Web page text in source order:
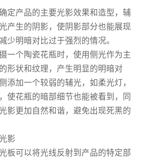
定产品的主要光影效果和造型，辅
产生的阴影，使阴影部分也能展现
少明暗对比过于强烈的情况。
一个陶瓷花瓶时，使用侧光作为主
形状和纹理，产生明显的明暗对
添加一个较弱的辅光，如柔光灯，
使花瓶的暗部细节也能被看到，同
影更加自然和谐，避免出现死黑的
影
板可以将光线反射到产品的特定部